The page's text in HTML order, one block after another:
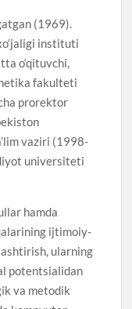
(1969).
instituti
o‘qituvchi,
fakulteti
prorektor
vaziri (1998-
universiteti
hamda
ijtimoiy-
ularning
potentsialidan
va metodik